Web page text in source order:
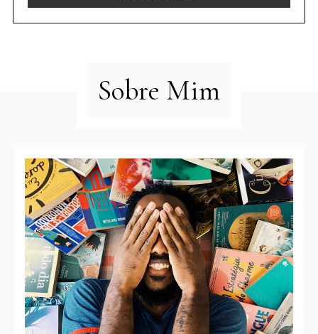
Sobre Mim